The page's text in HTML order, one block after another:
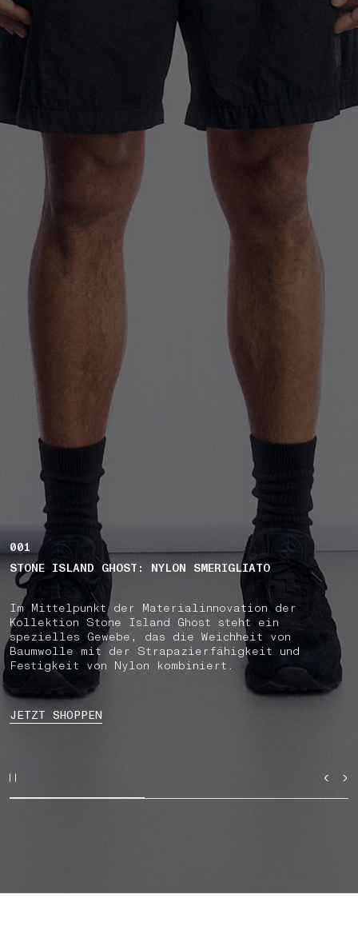
001
STONE ISLAND GHOST: NYLON SMERIGLIATO
Im Mittelpunkt der Materialinnovation der
Kollektion Stone Island Ghost steht ein
spezielles Gewebe, das die Weichheit von
Baumwolle mit der Strapazierfähigkeit und
Festigkeit von Nylon kombiniert.
JETZT SHOPPEN